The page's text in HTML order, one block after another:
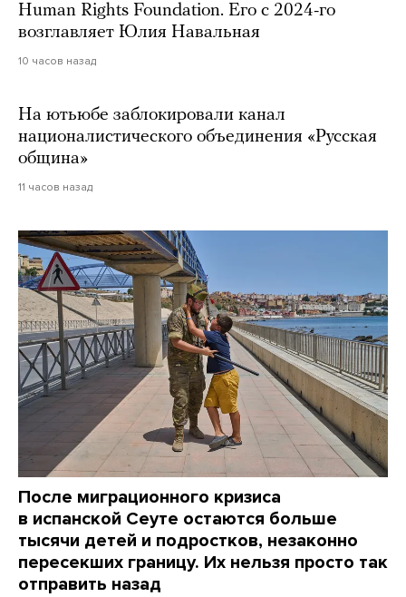
Human Rights Foundation. Его с 2024-го
возглавляет Юлия Навальная
10 часов назад
На ютьюбе заблокировали канал
националистического объединения «Русская
община»
11 часов назад
После миграционного кризиса
в испанской Сеуте остаются больше
тысячи детей и подростков, незаконно
пересекших границу. Их нельзя просто так
отправить назад